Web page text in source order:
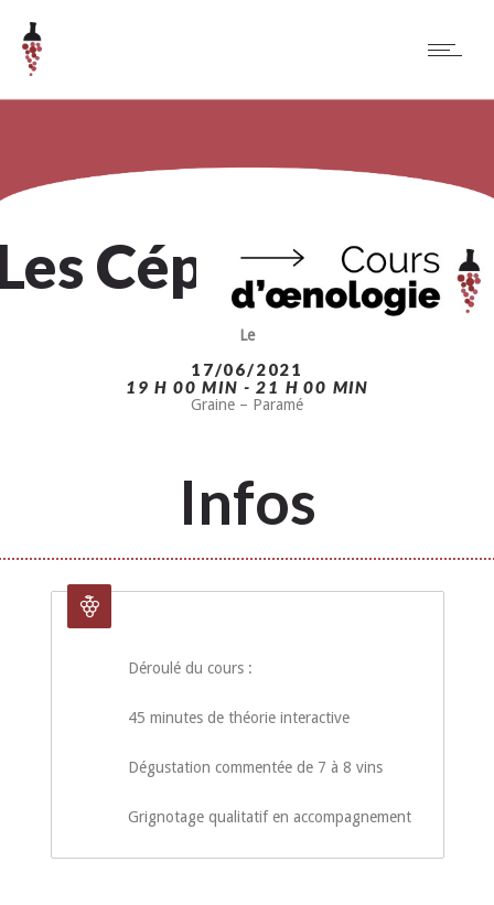
Cépages
Le
17/06/2021
19 H 00 MIN - 21 H 00 MIN
Graine – Paramé
Infos
Déroulé du cours :
45 minutes de théorie interactive
Dégustation commentée de 7 à 8 vins
Grignotage qualitatif en accompagnement